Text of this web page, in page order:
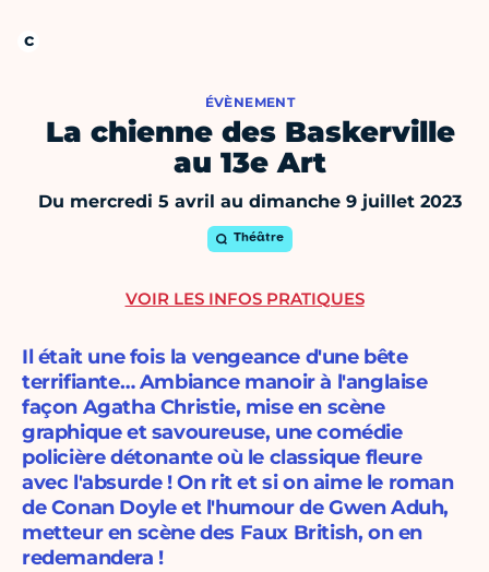
ÉVÈNEMENT
La chienne des Baskerville
au 13e Art
Du mercredi 5 avril au dimanche 9 juillet 2023
Théâtre
Il était une fois la vengeance d'une bête
terrifiante… Ambiance manoir à l'anglaise
façon Agatha Christie, mise en scène
graphique et savoureuse, une comédie
policière détonante où le classique fleure
avec l'absurde ! On rit et si on aime le roman
de Conan Doyle et l'humour de Gwen Aduh,
metteur en scène des Faux British, on en
redemandera !
VOIR LES INFOS PRATIQUES